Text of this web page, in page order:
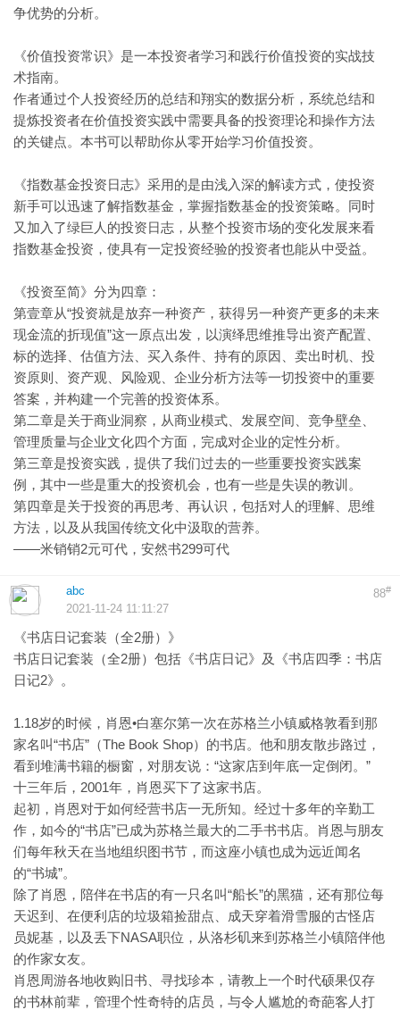
争优势的分析。
《价值投资常识》是一本投资者学习和践行价值投资的实战技
术指南。
作者通过个人投资经历的总结和翔实的数据分析，系统总结和
提炼投资者在价值投资实践中需要具备的投资理论和操作方法
的关键点。本书可以帮助你从零开始学习价值投资。
《指数基金投资日志》采用的是由浅入深的解读方式，使投资
新手可以迅速了解指数基金，掌握指数基金的投资策略。同时
又加入了绿巨人的投资日志，从整个投资市场的变化发展来看
指数基金投资，使具有一定投资经验的投资者也能从中受益。
《投资至简》分为四章：
第壹章从“投资就是放弃一种资产，获得另一种资产更多的未来
现金流的折现值”这一原点出发，以演绎思维推导出资产配置、
标的选择、估值方法、买入条件、持有的原因、卖出时机、投
资原则、资产观、风险观、企业分析方法等一切投资中的重要
答案，并构建一个完善的投资体系。
第二章是关于商业洞察，从商业模式、发展空间、竞争壁垒、
管理质量与企业文化四个方面，完成对企业的定性分析。
第三章是投资实践，提供了我们过去的一些重要投资实践案
例，其中一些是重大的投资机会，也有一些是失误的教训。
第四章是关于投资的再思考、再认识，包括对人的理解、思维
方法，以及从我国传统文化中汲取的营养。
——米销销2元可代，安然书299可代
88#
abc
2021-11-24 11:11:27
《书店日记套装（全2册）》
书店日记套装（全2册）包括《书店日记》及《书店四季：书店
日记2》。
1.18岁的时候，肖恩•白塞尔第一次在苏格兰小镇威格敦看到那
家名叫“书店”（The Book Shop）的书店。他和朋友散步路过，
看到堆满书籍的橱窗，对朋友说：“这家店到年底一定倒闭。”
十三年后，2001年，肖恩买下了这家书店。
起初，肖恩对于如何经营书店一无所知。经过十多年的辛勤工
作，如今的“书店”已成为苏格兰最大的二手书书店。肖恩与朋友
们每年秋天在当地组织图书节，而这座小镇也成为远近闻名
的“书城”。
除了肖恩，陪伴在书店的有一只名叫“船长”的黑猫，还有那位每
天迟到、在便利店的垃圾箱捡甜点、成天穿着滑雪服的古怪店
员妮基，以及丢下NASA职位，从洛杉矶来到苏格兰小镇陪伴他
的作家女友。
肖恩周游各地收购旧书、寻找珍本，请教上一个时代硕果仅存
的书林前辈，管理个性奇特的店员，与令人尴尬的奇葩客人打